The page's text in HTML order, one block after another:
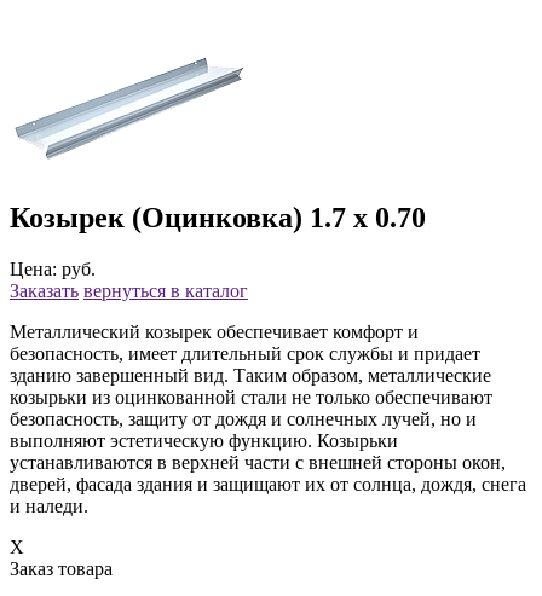
Козырек (Оцинковка) 1.7 х 0.70
Цена: руб.
Заказать вернуться в каталог
Металлический козырек обеспечивает комфорт и
безопасность, имеет длительный срок службы и придает
зданию завершенный вид. Таким образом, металлические
козырьки из оцинкованной стали не только обеспечивают
безопасность, защиту от дождя и солнечных лучей, но и
выполняют эстетическую функцию. Козырьки
устанавливаются в верхней части с внешней стороны окон,
дверей, фасада здания и защищают их от солнца, дождя, снега
и наледи.
X
Заказ товара